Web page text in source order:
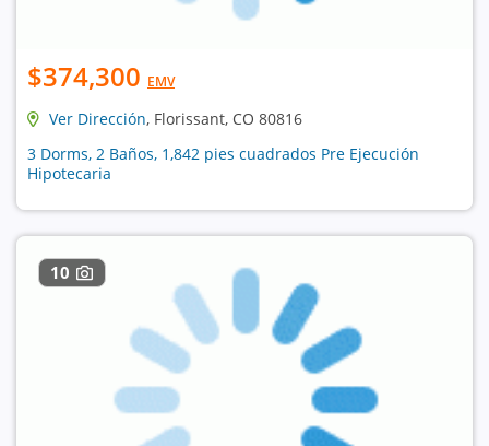
$374,300 EMV
Ver Dirección, Florissant, CO 80816
3 Dorms, 2 Baños, 1,842 pies cuadrados Pre Ejecución
Hipotecaria
10